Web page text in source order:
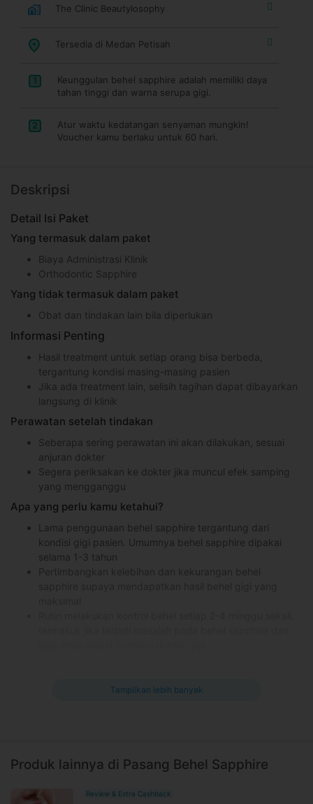
The Clinic Beautylosophy
Tersedia di Medan Petisah
1
Keunggulan behel sapphire adalah memiliki daya
tahan tinggi dan warna serupa gigi.
2
Atur waktu kedatangan senyaman mungkin!
Voucher kamu berlaku untuk 60 hari.
Deskripsi
Detail Isi Paket
Yang termasuk dalam paket
Biaya Administrasi Klinik
Orthodontic Sapphire
Yang tidak termasuk dalam paket
Obat dan tindakan lain bila diperlukan
Informasi Penting
Hasil treatment untuk setiap orang bisa berbeda,
tergantung kondisi masing-masing pasien
Jika ada treatment lain, selisih tagihan dapat dibayarkan
langsung di klinik
Perawatan setelah tindakan
Seberapa sering perawatan ini akan dilakukan, sesuai
anjuran dokter
Segera periksakan ke dokter jika muncul efek samping
yang mengganggu
Apa yang perlu kamu ketahui?
Lama penggunaan behel sapphire tergantung dari
kondisi gigi pasien. Umumnya behel sapphire dipakai
selama 1-3 tahun
Pertimbangkan kelebihan dan kekurangan behel
Pasien dengan kondisi sistemik yang tidak terkontrol
terjadi
Rasa tidak nyaman pada masa awal penggunaan behel
Tampilkan lebih banyak
Produk lainnya di Pasang Behel Sapphire
Review & Extra Cashback